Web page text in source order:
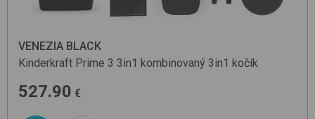
VENEZIA BLACK
Kinderkraft Prime 3 3in1 kombinovaný 3in1 kočík
527.90 €